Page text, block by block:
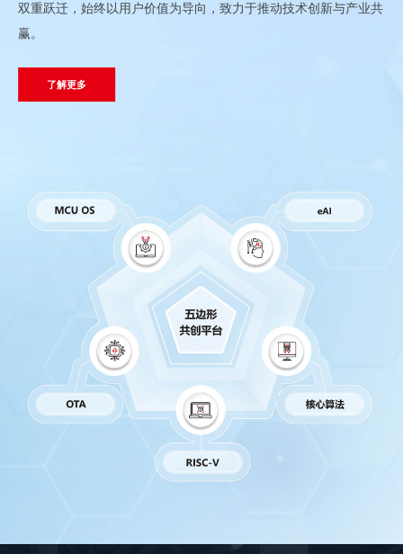
双重跃迁，始终以用户价值为导向，致力于推动技术创新与产业共
赢。
了解更多